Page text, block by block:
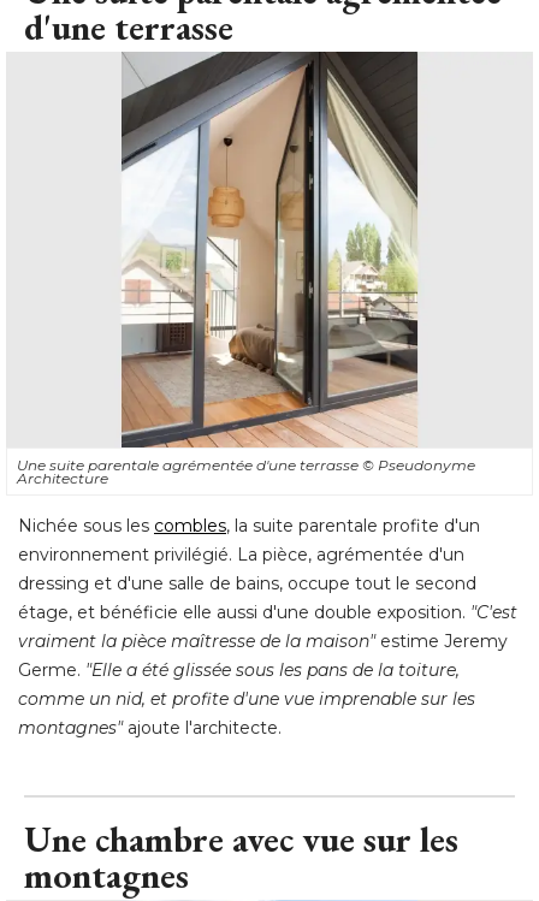
d'une terrasse
Une suite parentale agrémentée d'une terrasse © Pseudonyme
Architecture
Nichée sous les combles, la suite parentale profite d'un
environnement privilégié. La pièce, agrémentée d'un
dressing et d'une salle de bains, occupe tout le second
étage, et bénéficie elle aussi d'une double exposition. "C'est
vraiment la pièce maîtresse de la maison"estime Jeremy
Germe. "Elle a été glissée sous les pans de la toiture,
comme un nid, et profite d'une vue imprenable sur les
montagnes" ajoute l'architecte.
Une chambre avec vue sur les
montagnes